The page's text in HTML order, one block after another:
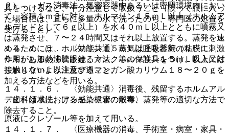
具をつけるなど、十分注意して取扱うこと（誤って眼に入っ
た場合には、直ちに多量の水で洗ったのち、専門医の処置を
受けること）。
１４．１．５． 〈効能共通〉蒸気は呼吸器等の粘膜に刺激
作用があるので、眼鏡、マスク等の保護具をつけ、吸入又は
接触しないよう注意すること。
１４．１．６． 〈効能共通〉消毒後、残留するホルムアル
デヒドは水洗、アンモニア水の散布、蒸発等の適切な方法で
除去すること。
１４．１．７． 〈医療機器の消毒、手術室・病室・家具・
２）． ガス消毒法：気密容器中あるいは密閉環境内におい
て、容積１ｍ３に対し、ホルマリン１５ｍＬ以上（ホルムア
ルデヒドとして６ｇ以上）を水４０ｍＬ以上とともに噴霧又
は蒸発させ、７〜２４時間又はそれ以上放置する。蒸発を速
めるためには、ホルマリン１５ｍＬ以上を希釈（５〜１
０％）し加熱沸騰させる方法、ホルマリン１５ｍＬ以上に対
し水４０ｍＬ以上及び過マンガン酸カリウム１８〜２０ｇを
加える方法などを用いる。
〈歯科領域における感染根管の消毒〉
原液にクレゾール等を加えて用いる。